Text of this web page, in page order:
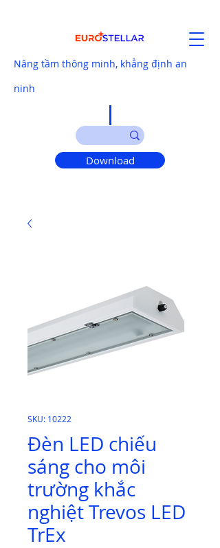
Nâng tầm thông minh, khẳng định an
ninh
Download
SKU: 10222
Đèn LED chiếu
sáng cho môi
trường khắc
nghiệt Trevos LED
TrEx